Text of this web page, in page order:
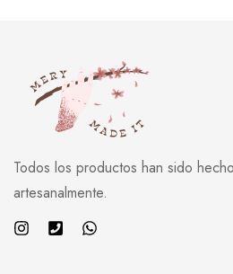
Todos los productos han sido
artesanalmente.